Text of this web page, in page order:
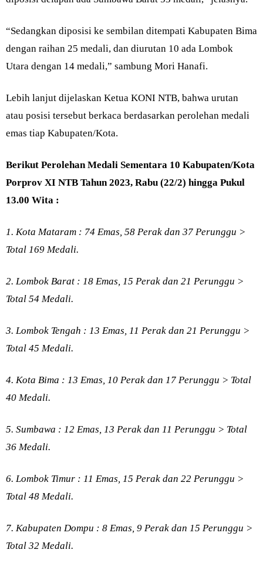
“Sedangkan diposisi ke sembilan ditempati Kabupaten Bima
dengan raihan 25 medali, dan diurutan 10 ada Lombok
Utara dengan 14 medali,” sambung Mori Hanafi.
Lebih lanjut dijelaskan Ketua KONI NTB, bahwa urutan
atau posisi tersebut berkaca berdasarkan perolehan medali
emas tiap Kabupaten/Kota.
Berikut Perolehan Medali Sementara 10 Kabupaten/Kota
Porprov XI NTB Tahun 2023, Rabu (22/2) hingga Pukul
13.00 Wita :
1. Kota Mataram : 74 Emas, 58 Perak dan 37 Perunggu >
Total 169 Medali.
2. Lombok Barat : 18 Emas, 15 Perak dan 21 Perunggu >
Total 54 Medali.
3. Lombok Tengah : 13 Emas, 11 Perak dan 21 Perunggu >
Total 45 Medali.
4. Kota Bima : 13 Emas, 10 Perak dan 17 Perunggu > Total
40 Medali.
5. Sumbawa : 12 Emas, 13 Perak dan 11 Perunggu > Total
36 Medali.
6. Lombok Timur : 11 Emas, 15 Perak dan 22 Perunggu >
Total 48 Medali.
7. Kabupaten Dompu : 8 Emas, 9 Perak dan 15 Perunggu >
Total 32 Medali.